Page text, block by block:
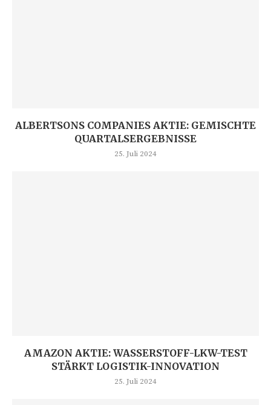
ALBERTSONS COMPANIES AKTIE: GEMISCHTE
QUARTALSERGEBNISSE
25. Juli 2024
AMAZON AKTIE: WASSERSTOFF-LKW-TEST
STÄRKT LOGISTIK-INNOVATION
25. Juli 2024